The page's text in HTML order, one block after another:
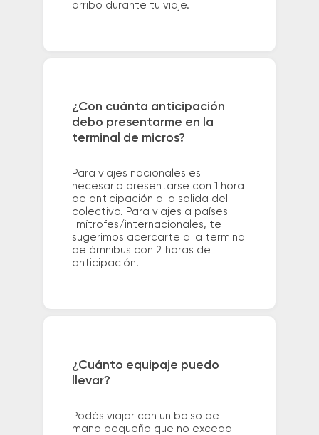
arribo durante tu viaje.
¿Con cuánta anticipación
debo presentarme en la
terminal de micros?
Para viajes nacionales es
necesario presentarse con 1 hora
de anticipación a la salida del
colectivo. Para viajes a países
limítrofes/internacionales, te
sugerimos acercarte a la terminal
de ómnibus con 2 horas de
anticipación.
¿Cuánto equipaje puedo
llevar?
Podés viajar con un bolso de
mano pequeño que no exceda